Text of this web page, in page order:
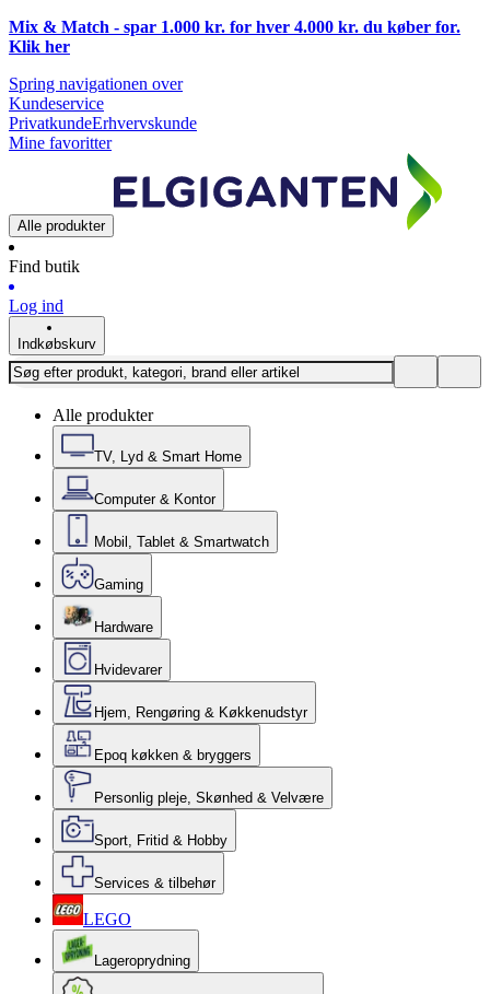
Mix & Match - spar 1.000 kr. for hver 4.000 kr. du køber for.
Klik her
Spring navigationen over
Kundeservice
PrivatkundeErhvervskunde
Mine favoritter
Alle produkter
Find butik
Log ind
Indkøbskurv
Alle produkter
TV, Lyd & Smart Home
Computer & Kontor
Mobil, Tablet & Smartwatch
Gaming
Hardware
Hvidevarer
Hjem, Rengøring & Køkkenudstyr
Epoq køkken & bryggers
Personlig pleje, Skønhed & Velvære
Sport, Fritid & Hobby
Services & tilbehør
LEGO
Lageroprydning